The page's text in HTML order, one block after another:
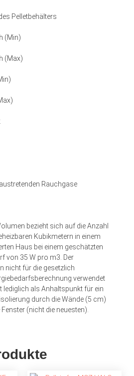
Pelletbehälters
(Min)
(Max)
Rauchgase
bezieht sich auf die Anzahl
Kubikmetern in einem
Haus bei einem geschätzten
von 35 W pro m3. Der
nicht für die gesetzlich
verwendet
lediglich als Anhaltspunkt für ein
durch die Wände (5 cm)
(nicht die neuesten).